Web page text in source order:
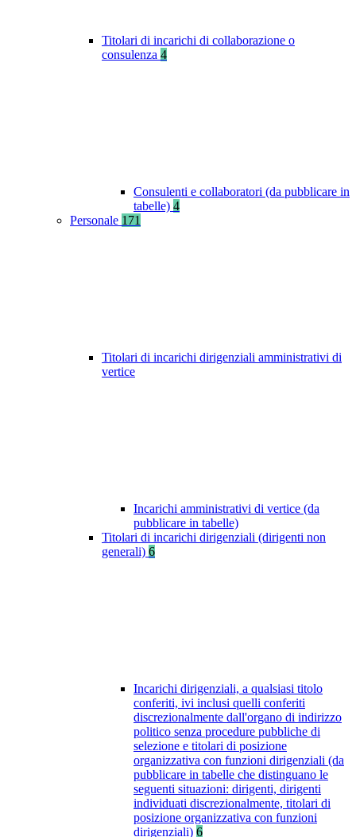
Titolari di incarichi di collaborazione o
consulenza 4
Consulenti e collaboratori (da pubblicare in
tabelle) 4
Personale 171
Titolari di incarichi dirigenziali amministrativi di
vertice
Incarichi amministrativi di vertice (da
pubblicare in tabelle)
Titolari di incarichi dirigenziali (dirigenti non
generali) 6
Incarichi dirigenziali, a qualsiasi titolo
conferiti, ivi inclusi quelli conferiti
discrezionalmente dall'organo di indirizzo
politico senza procedure pubbliche di
selezione e titolari di posizione
organizzativa con funzioni dirigenziali (da
pubblicare in tabelle che distinguano le
seguenti situazioni: dirigenti, dirigenti
individuati discrezionalmente, titolari di
posizione organizzativa con funzioni
dirigenziali) 6